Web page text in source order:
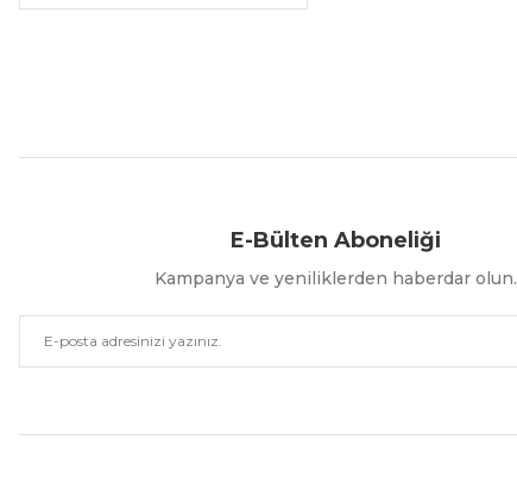
E-Bülten Aboneliği
Kampanya ve yeniliklerden haberdar olun.